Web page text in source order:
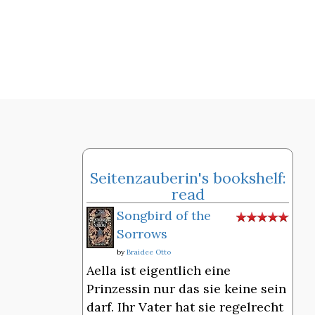
Seitenzauberin's bookshelf:
read
Songbird of the
Sorrows
by Braidee Otto
Aella ist eigentlich eine
Prinzessin nur das sie keine sein
darf. Ihr Vater hat sie regelrecht